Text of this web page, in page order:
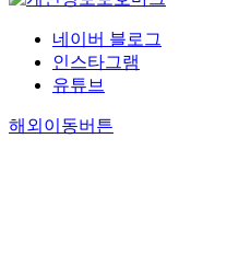
네이버 블로그
인스타그램
유튜브
해외이동버튼